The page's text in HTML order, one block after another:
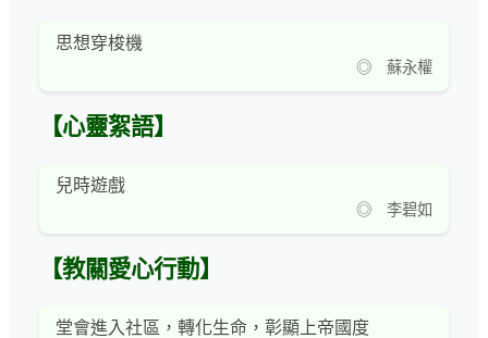
思想穿梭機
◎ 蘇永權
【心靈絮語】
兒時遊戲
◎ 李碧如
【教關愛心行動】
堂會進入社區，轉化生命，彰顯上帝國度